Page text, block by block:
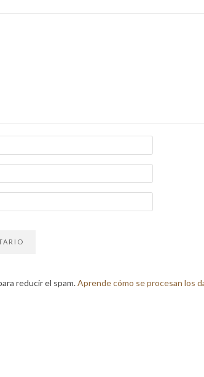
reducir el spam.Aprende cómo se procesan los